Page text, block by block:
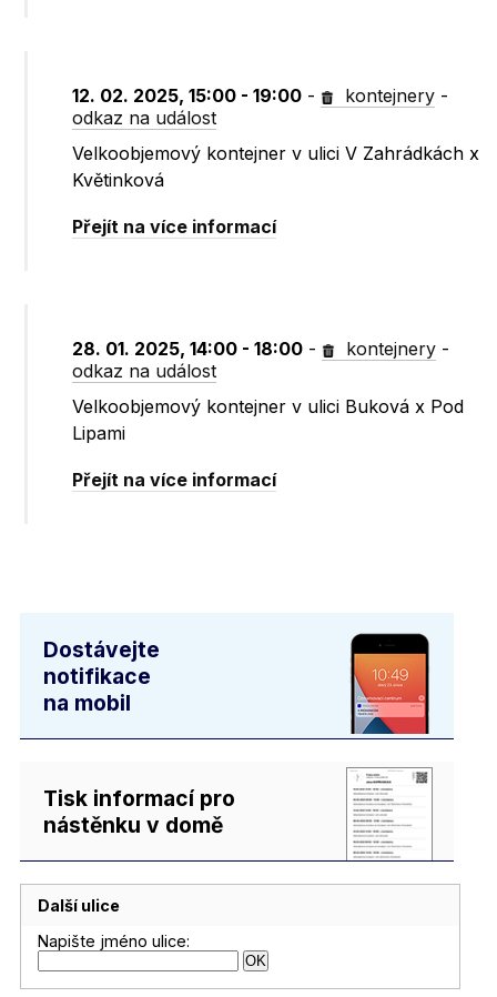
12. 02. 2025, 15:00 - 19:00 - kontejnery -
odkaz na událost
Velkoobjemový kontejner v ulici V Zahrádkách x
Květinková
Přejít na více informací
28. 01. 2025, 14:00 - 18:00 - kontejnery -
odkaz na událost
Velkoobjemový kontejner v ulici Buková x Pod
Lipami
Přejít na více informací
Dostávejte
notifikace
na mobil
Tisk informací pro
nástěnku v domě
Další ulice
Napište jméno ulice: